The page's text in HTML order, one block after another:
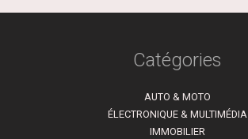
Catégories
AUTO & MOTO
ÉLECTRONIQUE & MULTIMÉDIA
IMMOBILIER